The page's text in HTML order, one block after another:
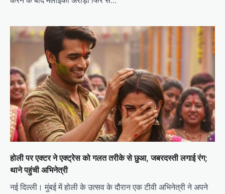
होली पर एक्टर ने एक्ट्रेस को गलत तरीके से छुआ, जबरदस्ती लगाई रंग;
थाने पहुंची अभिनेत्री
नई दिल्ली। मुंबई में होली के उत्सव के दौरान एक टीवी अभिनेत्री ने अपने